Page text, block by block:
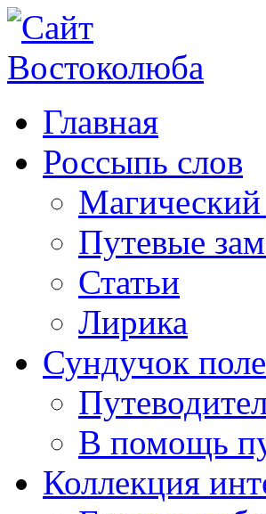
Главная
Россыпь слов
Магический
Путевые
Статьи
Лирика
Сундучок
В помощь
Коллекция